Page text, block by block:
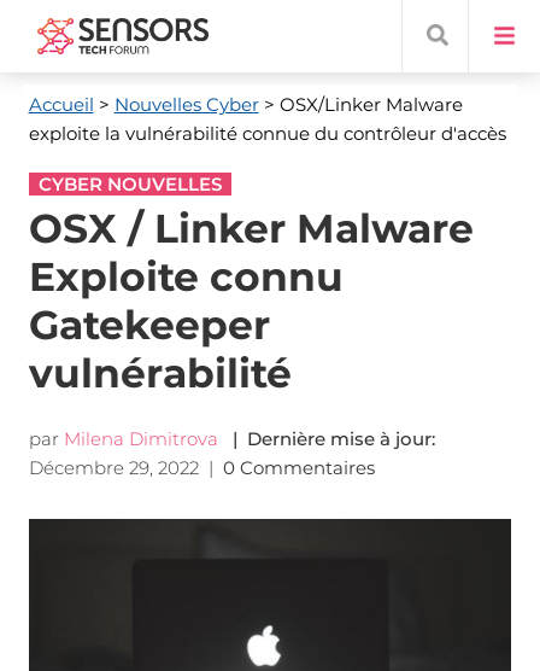
Accueil > Nouvelles Cyber> OSX/Linker Malware
exploite la vulnérabilité connue du contrôleur d'accès
CYBER NOUVELLES
OSX / Linker Malware
Exploite connu
Gatekeeper
vulnérabilité
par Milena Dimitrova
| Dernière mise à jour:
Décembre 29, 2022| 0 Commentaires